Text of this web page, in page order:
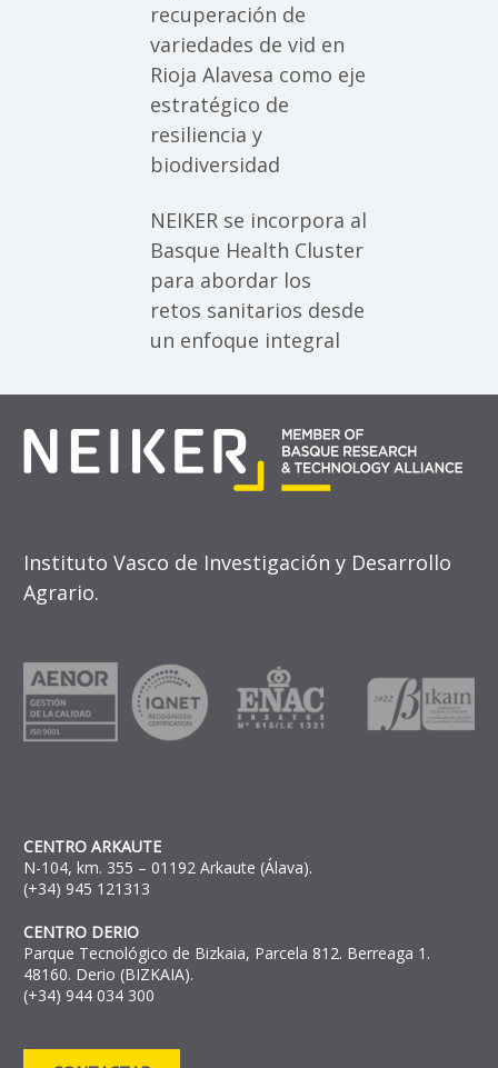
recuperación de
variedades de vid en
Rioja Alavesa como eje
estratégico de
resiliencia y
biodiversidad
NEIKER se incorpora al
Basque Health Cluster
para abordar los
retos sanitarios desde
un enfoque integral
Instituto Vasco de Investigación y Desarrollo
Agrario.
CENTRO ARKAUTE
N-104, km. 355 – 01192 Arkaute (Álava).
(+34) 945 121313
CENTRO DERIO
Parque Tecnológico de Bizkaia, Parcela 812. Berreaga 1.
48160. Derio (BIZKAIA).
(+34) 944 034 300